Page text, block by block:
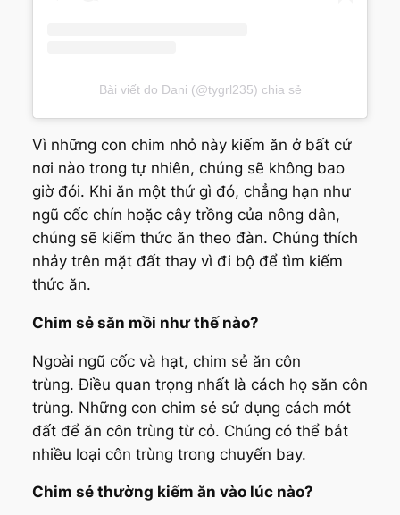
Bài viết do Dani (@tygrl235) chia sẻ
Vì những con chim nhỏ này kiếm ăn ở bất cứ
nơi nào trong tự nhiên, chúng sẽ không bao
giờ đói. Khi ăn một thứ gì đó, chẳng hạn như
ngũ cốc chín hoặc cây trồng của nông dân,
chúng sẽ kiếm thức ăn theo đàn. Chúng thích
nhảy trên mặt đất thay vì đi bộ để tìm kiếm
thức ăn.
Chim sẻ săn mồi như thế nào?
Ngoài ngũ cốc và hạt, chim sẻ ăn côn
trùng. Điều quan trọng nhất là cách họ săn côn
trùng. Những con chim sẻ sử dụng cách mót
đất để ăn côn trùng từ cỏ. Chúng có thể bắt
nhiều loại côn trùng trong chuyến bay.
Chim sẻ thường kiếm ăn vào lúc nào?